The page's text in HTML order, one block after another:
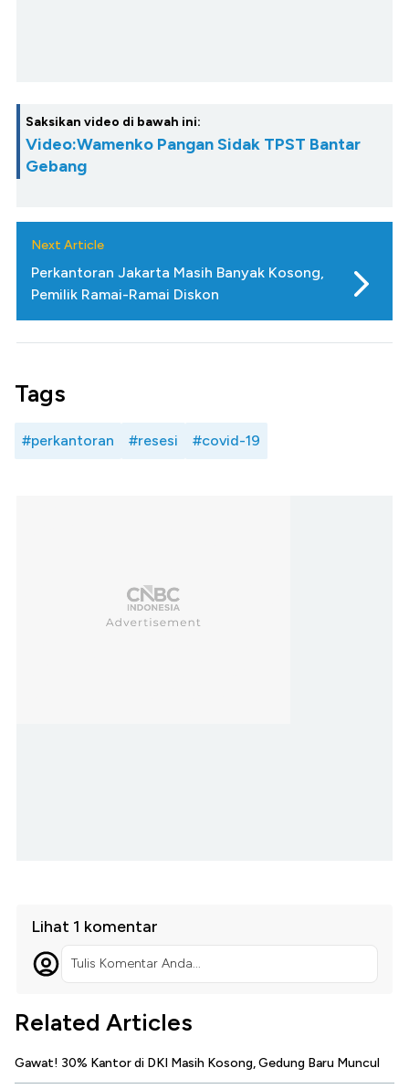
Saksikan video di bawah ini:
Video:Wamenko Pangan Sidak TPST Bantar
Gebang
Next Article
Perkantoran Jakarta Masih Banyak Kosong,
Pemilik Ramai-Ramai Diskon
Tags
#perkantoran #resesi #covid-19
Lihat 1 komentar
Tulis Komentar Anda...
Related Articles
Gawat! 30% Kantor di DKI Masih Kosong, Gedung Baru Muncul